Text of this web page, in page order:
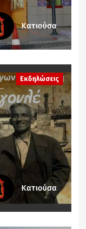
Κατιούσα
Εκδηλώσεις
Κατιούσα